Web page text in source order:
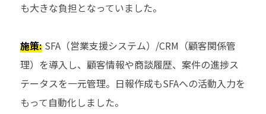
も大きな負担となっていました。
施策:SFA（営業支援システム）/CRM（顧客関係管
理）を導入し、顧客情報や商談履歴、案件の進捗ス
テータスを一元管理。日報作成もSFAへの活動入力を
もって自動化しました。